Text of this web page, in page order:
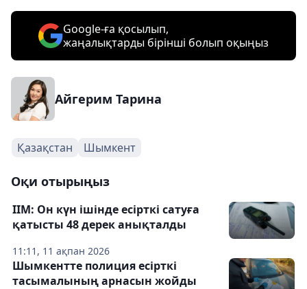
Google-ға қосылып,
жаңалықтарды бірінші болып оқыңыз
Айгерим Тарина
Қазақстан Шымкент
Оқи отырыңыз
11:11, 11 ақпан 2026
ІІМ: Он күн ішінде есірткі сатуға
қатысты 48 дерек анықталды
Шымкентте полиция есірткі
тасымалының арнасын жойды